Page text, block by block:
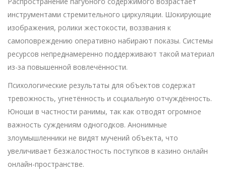
инструментами стремительного циркуляции. Шокирующие
изображения, ролики жестокости, воззвания к
самоповреждению оперативно набирают показы. Системы
ресурсов непреднамеренно поддерживают такой материал
из-за повышенной вовлечённости.
Психологические результаты для объектов содержат
тревожность, угнетённость и социальную отчуждённость.
Юноши в частности ранимы, так как отводят огромное
важность суждениям одногодков. Анонимные
злоумышленники не видят мучений объекта, что
увеличивает безжалостность поступков в казино онлайн
онлайн-пространстве.